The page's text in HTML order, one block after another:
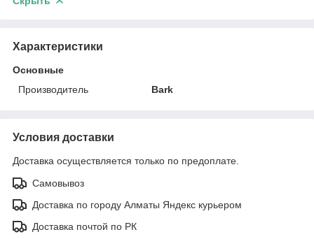
Характеристики
Основные
Производитель
Bark
Условия доставки
Доставка осуществляется только по предоплате.
Самовывоз
Доставка по городу Алматы Яндекс курьером
Доставка почтой по РК